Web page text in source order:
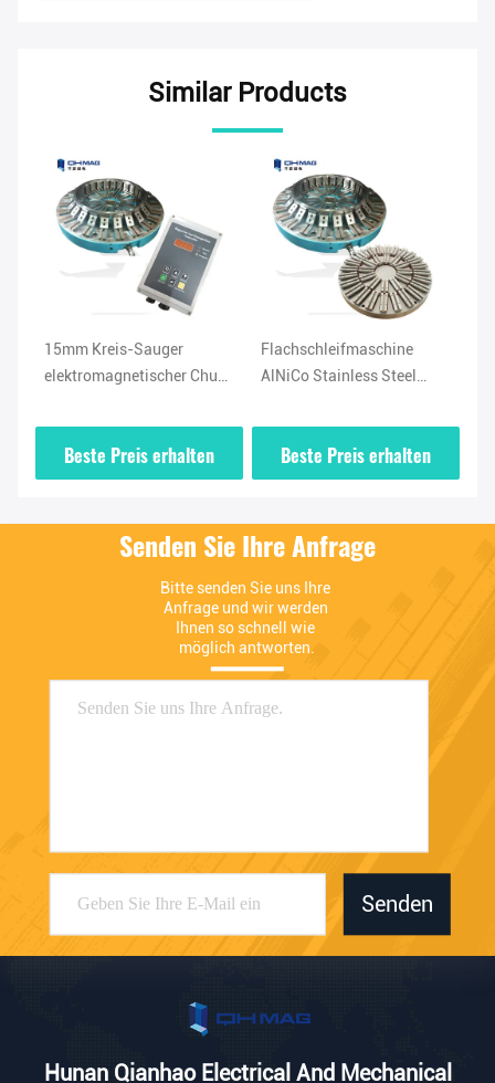
Similar Products
15mm Kreis-Sauger
elektromagnetischer Chuck
versehen
Beste Preis erhalten
Flachschleifmaschine
AlNiCo Stainless Steel
Milling
Beste Preis erhalten
Senden Sie Ihre Anfrage
Bitte senden Sie uns Ihre
Anfrage und wir werden
Ihnen so schnell wie
möglich antworten.
Senden
Hunan Qianhao Electrical And Mechanical